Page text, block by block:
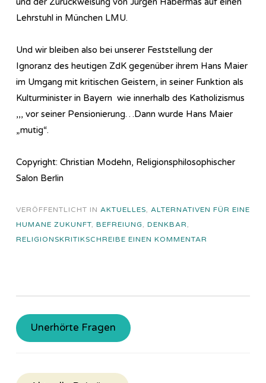
Lehrstuhl in München LMU.
Und wir bleiben also bei unserer Feststellung der
Ignoranz des heutigen ZdK gegenüber ihrem Hans Maier
im Umgang mit kritischen Geistern, in seiner Funktion als
Kulturminister in Bayern wie innerhalb des Katholizismus
,,, vor seiner Pensionierung…Dann wurde Hans Maier
„mutig“.
Copyright: Christian Modehn, Religionsphilosophischer
Salon Berlin
VERÖFFENTLICHT IN AKTUELLES, ALTERNATIVEN FÜR EINE
HUMANE ZUKUNFT, BEFREIUNG, DENKBAR,
RELIGIONSKRITIKSCHREIBE EINEN KOMMENTAR
Unerhörte Fragen